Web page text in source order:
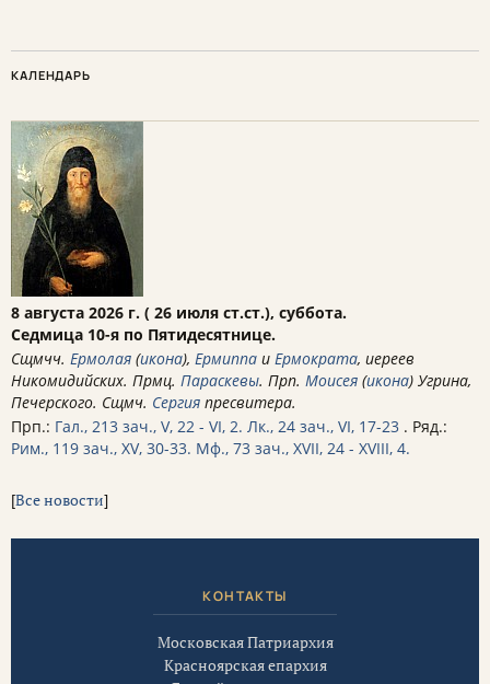
КАЛЕНДАРЬ
8 августа 2026 г. ( 26 июля ст.ст.), суббота.
Седмица 10-я по Пятидесятнице.
Сщмчч. Ермолая (икона), Ермиппа и Ермократа, иереев
Никомидийских. Прмц. Параскевы. Прп. Моисея (икона) Угрина,
Печерского. Сщмч. Сергия пресвитера.
Прп.: Гал., 213 зач., V, 22 - VI, 2. Лк., 24 зач., VI, 17-23 . Ряд.:
Рим., 119 зач., XV, 30-33. Мф., 73 зач., XVII, 24 - XVIII, 4.
[Все новости]
КОНТАКТЫ
Московская Патриархия
Красноярская епархия